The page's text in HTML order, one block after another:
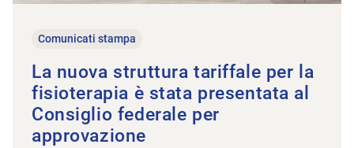
Comunicati stampa
La nuova struttura tariffale per la
fisioterapia è stata presentata al
Consiglio federale per
approvazione